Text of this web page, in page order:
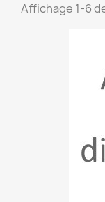
Affichage 1-6